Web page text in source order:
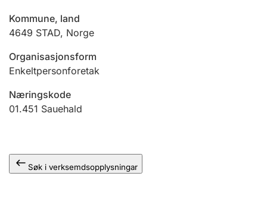
Ektepaktrettleiaren
Andre tema
Kommune, land
4649 STAD, Norge
Organisasjonsform
Enkeltpersonforetak
Næringskode
01.451 Sauehald
Søk i verksemdsopplysningar